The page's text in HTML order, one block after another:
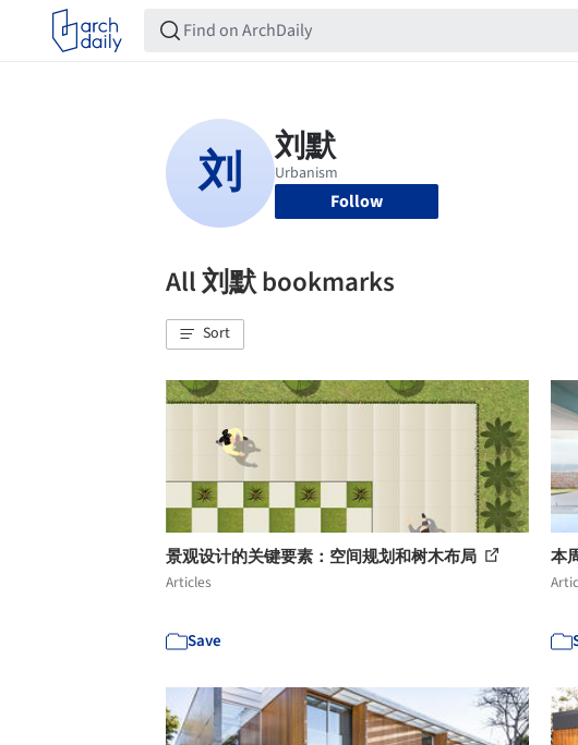
Follow
All 刘默 bookmarks
Sort
景观设计的关键要素：空间规划和树木布局
Articles
Save
本